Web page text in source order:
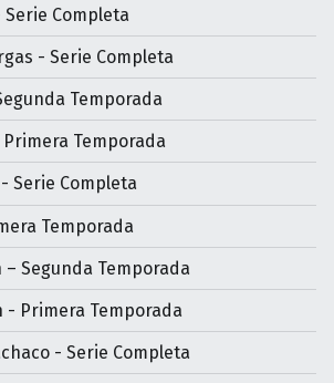
Serie Completa
- Serie Completa
Temporada
Temporada
Serie Completa
Temporada
– Segunda Temporada
- Primera Temporada
- Serie Completa